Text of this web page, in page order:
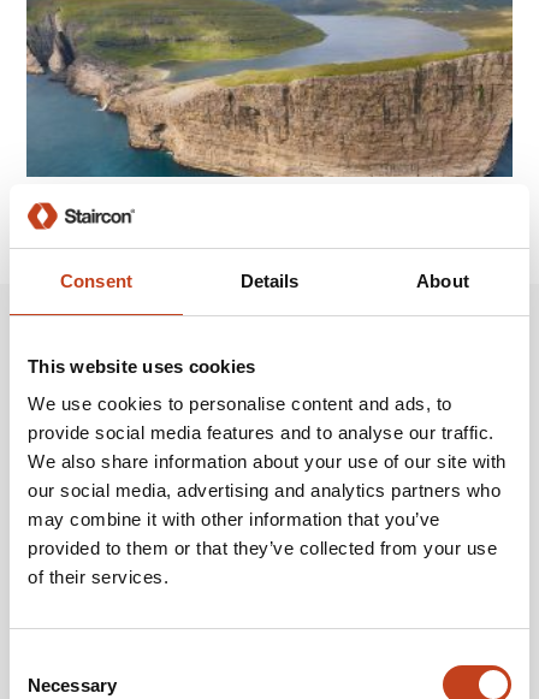
Consent Details About
This website uses cookies
We use cookies to personalise content and ads, to
provide social media features and to analyse our traffic.
We also share information about your use of our site with
our social media, advertising and analytics partners who
may combine it with other information that you’ve
provided to them or that they’ve collected from your use
of their services.
Selection
Necessary
Ontworpen naar de behoeften
van uw bedrijf
De modulaire opbouw van Staircon stelt u in staat om functionaliteiten
toe te voegen aan de software wanneer uw bedrijf groeit of wanneer
de behoeften van uw bedrijf veranderen. Staircon wordt aangeboden in
verschillende licentie- en bewerkingsniveau’s gaande van
webpresentatie tot hoogstaande CAM-productie. Dit zijn enkele van de
opties (klik op de verschillende licenties voor meer informatie):